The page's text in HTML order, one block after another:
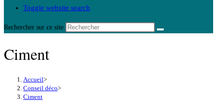
Toggle website search
Rechercher sur ce site
Ciment
Accueil>
Conseil déco>
Ciment